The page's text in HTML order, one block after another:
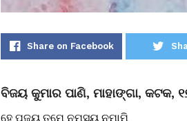
Share on Facebook
ବିଜୟ କୁମାର ପାଣି, ମାହାଙ୍ଗା, କଟକ,
ହେ ପୂଜ୍ୟ ତୁମେ ନମସ୍ୟ ନମାମି